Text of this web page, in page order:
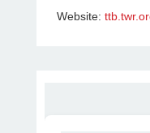
Website: